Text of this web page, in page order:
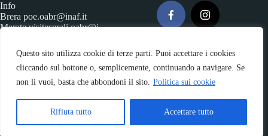
Questo sito utilizza cookie di terze parti. Puoi accettare i cookies
cliccando sul bottone o, semplicemente, continuando a navigare. Se
non li vuoi, basta che abbondoni il sito. Politica sui cookie
Rifiuta tutto Accettare tutto
Info
Brera poe.oabr@inaf.it
Meratevisiteserali.oabr@i